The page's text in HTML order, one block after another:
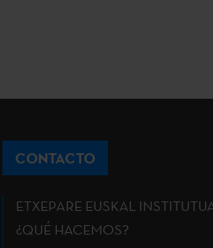
CONTACTO
ETXEPARE EUSKAL
¿QUÉ HACEMOS?